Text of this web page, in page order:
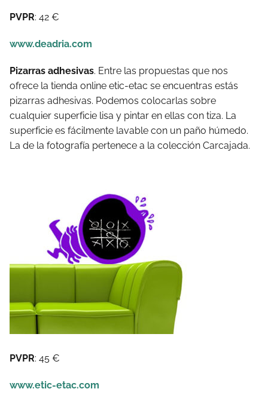
PVPR: 42 €
www.deadria.com
Pizarras adhesivas. Entre las propuestas que nos
ofrece la tienda online etic-etac se encuentras estás
pizarras adhesivas. Podemos colocarlas sobre
cualquier superficie lisa y pintar en ellas con tiza. La
superficie es fácilmente lavable con un paño húmedo.
La de la fotografía pertenece a la colección Carcajada.
PVPR: 45 €
www.etic-etac.com